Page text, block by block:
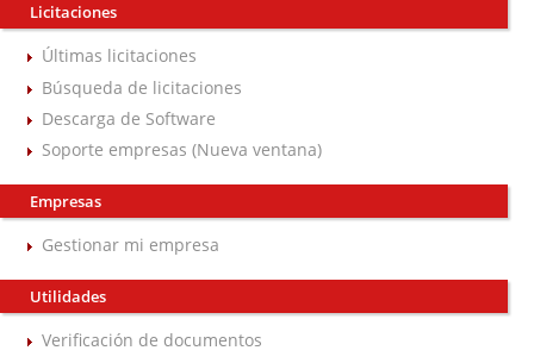
Licitaciones
Últimas licitaciones
Búsqueda de licitaciones
Descarga de Software
Soporte empresas (Nueva ventana)
Empresas
Gestionar mi empresa
Utilidades
Verificación de documentos